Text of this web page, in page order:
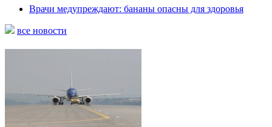
Врачи медупреждают: бананы опасны для здоровья
все новости